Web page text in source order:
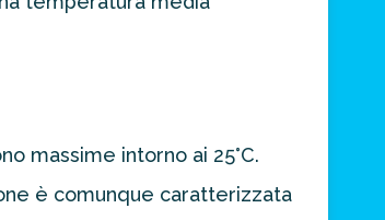
massime intorno ai 25°C.
è comunque caratterizzata